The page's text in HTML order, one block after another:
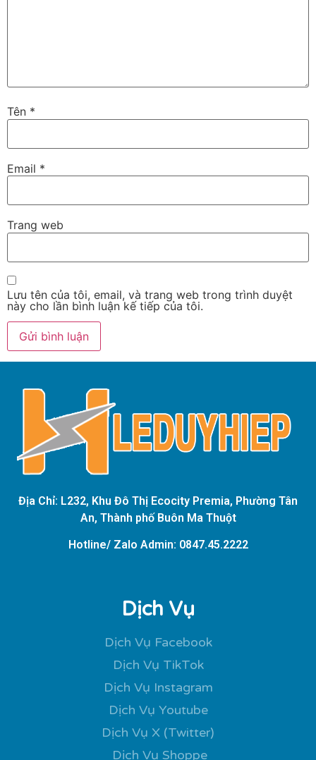
Tên *
Email *
Trang web
Lưu tên của tôi, email, và trang web trong trình duyệt
này cho lần bình luận kế tiếp của tôi.
Địa Chỉ: L232, Khu Đô Thị Ecocity Premia, Phường Tân
An, Thành phố Buôn Ma Thuột
Hotline/ Zalo Admin: 0847.45.2222
Dịch Vụ
Dịch Vụ Facebook
Dịch Vụ TikTok
Dịch Vụ Instagram
Dịch Vụ Youtube
Dịch Vụ X (Twitter)
Dịch Vụ Shoppe